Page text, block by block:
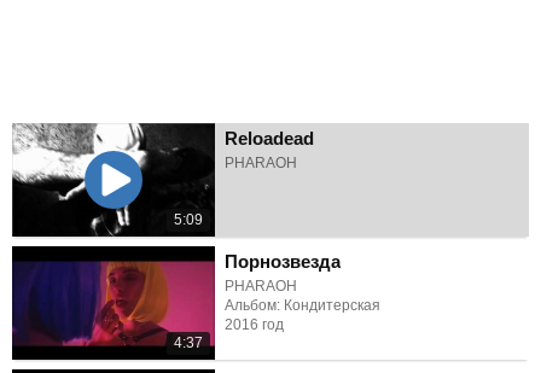
5:09
Reloadead
PHARAOH
4:37
Порнозвезда
PHARAOH
Альбом: Кондитерская
2016 год